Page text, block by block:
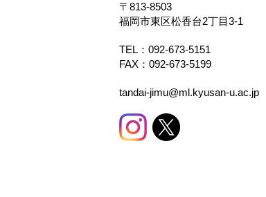
〒813-8503
福岡市東区松香台2丁目3-1
TEL： 092-673-5151
FAX：092-673-5199
tandai-jimu@ml.kyusan-u.ac.jp